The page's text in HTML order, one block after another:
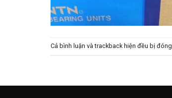
Cả bình luận và trackback hiện đều bị đóng.